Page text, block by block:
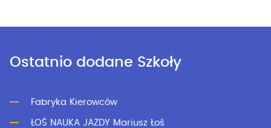
Ostatnio dodane Szkoły
Fabryka Kierowców
ŁOŚ NAUKA JAZDY Mariusz Łoś